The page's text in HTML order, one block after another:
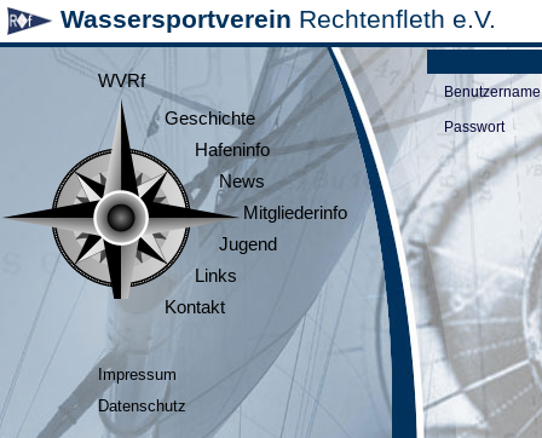
Wassersportverein Rechtenfleth e.V.
WVRf
Geschichte
Hafeninfo
News
Mitgliederinfo
Jugend
Links
Kontakt
Impressum
Datenschutz
Benutzername
Passwort